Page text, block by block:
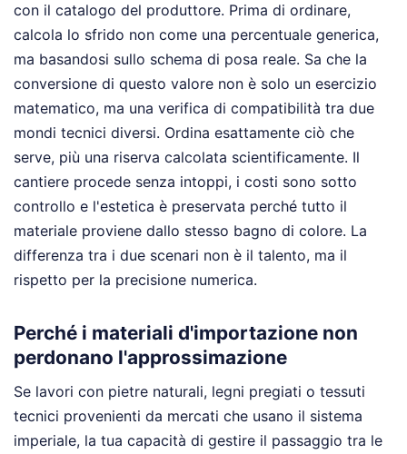
con il catalogo del produttore. Prima di ordinare,
calcola lo sfrido non come una percentuale generica,
ma basandosi sullo schema di posa reale. Sa che la
conversione di questo valore non è solo un esercizio
matematico, ma una verifica di compatibilità tra due
mondi tecnici diversi. Ordina esattamente ciò che
serve, più una riserva calcolata scientificamente. Il
cantiere procede senza intoppi, i costi sono sotto
controllo e l'estetica è preservata perché tutto il
materiale proviene dallo stesso bagno di colore. La
differenza tra i due scenari non è il talento, ma il
rispetto per la precisione numerica.
Perché i materiali d'importazione non
perdonano l'approssimazione
Se lavori con pietre naturali, legni pregiati o tessuti
tecnici provenienti da mercati che usano il sistema
imperiale, la tua capacità di gestire il passaggio tra le